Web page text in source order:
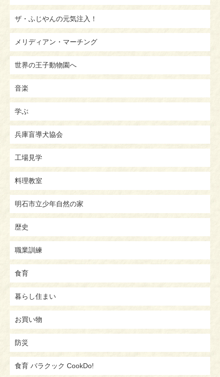
ザ・ふじやんの元気注入！
メリディアン・マーチング
世界の王子動物園へ
音楽
学ぶ
兵庫盲導犬協会
工場見学
料理教室
明石市立少年自然の家
歴史
職業訓練
食育
暮らし住まい
お買い物
防災
食育 バラクック CookDo!